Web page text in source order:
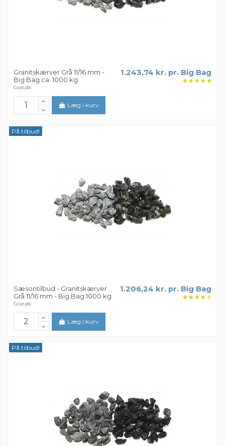
Granitskærver Grå 11/16 mm -
Big Bag ca. 1000 kg
Grat.dk
1.243,74 kr. pr. Big Bag
Læg i kurv
På tilbud!
Sæsontilbud - Granitskærver
Grå 11/16 mm - Big Bag 1000 kg
Grat.dk
1.206,24 kr. pr. Big Bag
Læg i kurv
På tilbud!